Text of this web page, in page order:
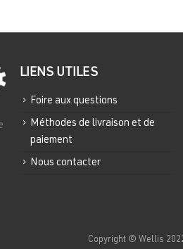
LIENS UTILES
Foire aux questions
Méthodes de livraison et de
paiement
Nous contacter
Copyright © Wellis